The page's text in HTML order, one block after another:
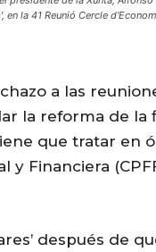
la 41 Reunió Cercle
a las
la reforma de la
que tratar en
Financiera
después de